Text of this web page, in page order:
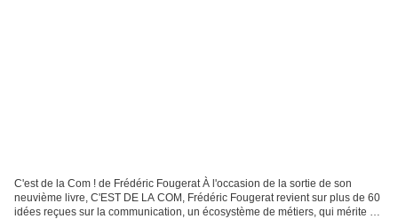
C'est de la Com ! de Frédéric Fougerat À l'occasion de la sortie de son
neuvième livre, C'EST DE LA COM, Frédéric Fougerat revient sur plus de 60
idées reçues sur la communication, un écosystème de métiers, qui mérite de